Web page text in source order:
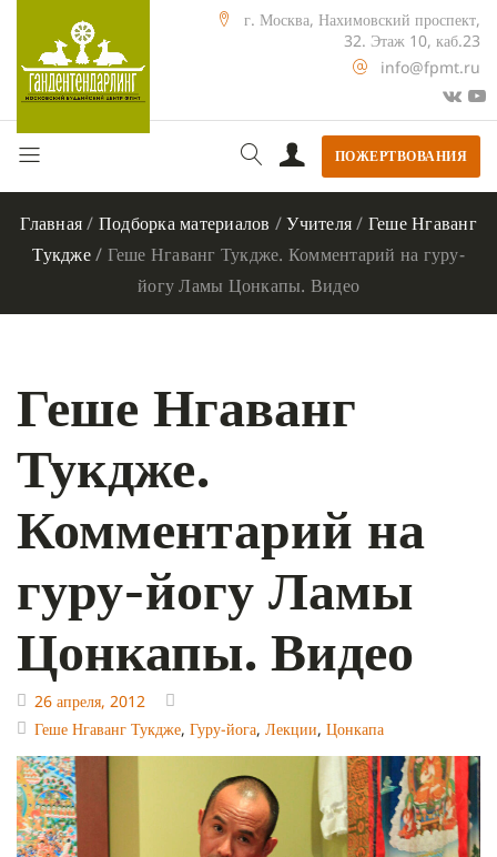
г. Москва, Нахимовский проспект,
32. Этаж 10, каб.23
info@fpmt.ru
ПОЖЕРТВОВАНИЯ
Главная/ Подборка материалов /Учителя/ Геше Нгаванг
Тукдже/ Геше Нгаванг Тукдже. Комментарий на гуру-
йогу Ламы Цонкапы. Видео
Геше Нгаванг
Тукдже.
Комментарий на
гуру-йогу Ламы
Цонкапы. Видео
26 апреля, 2012
Геше Нгаванг Тукдже, Гуру-йога, Лекции, Цонкапа